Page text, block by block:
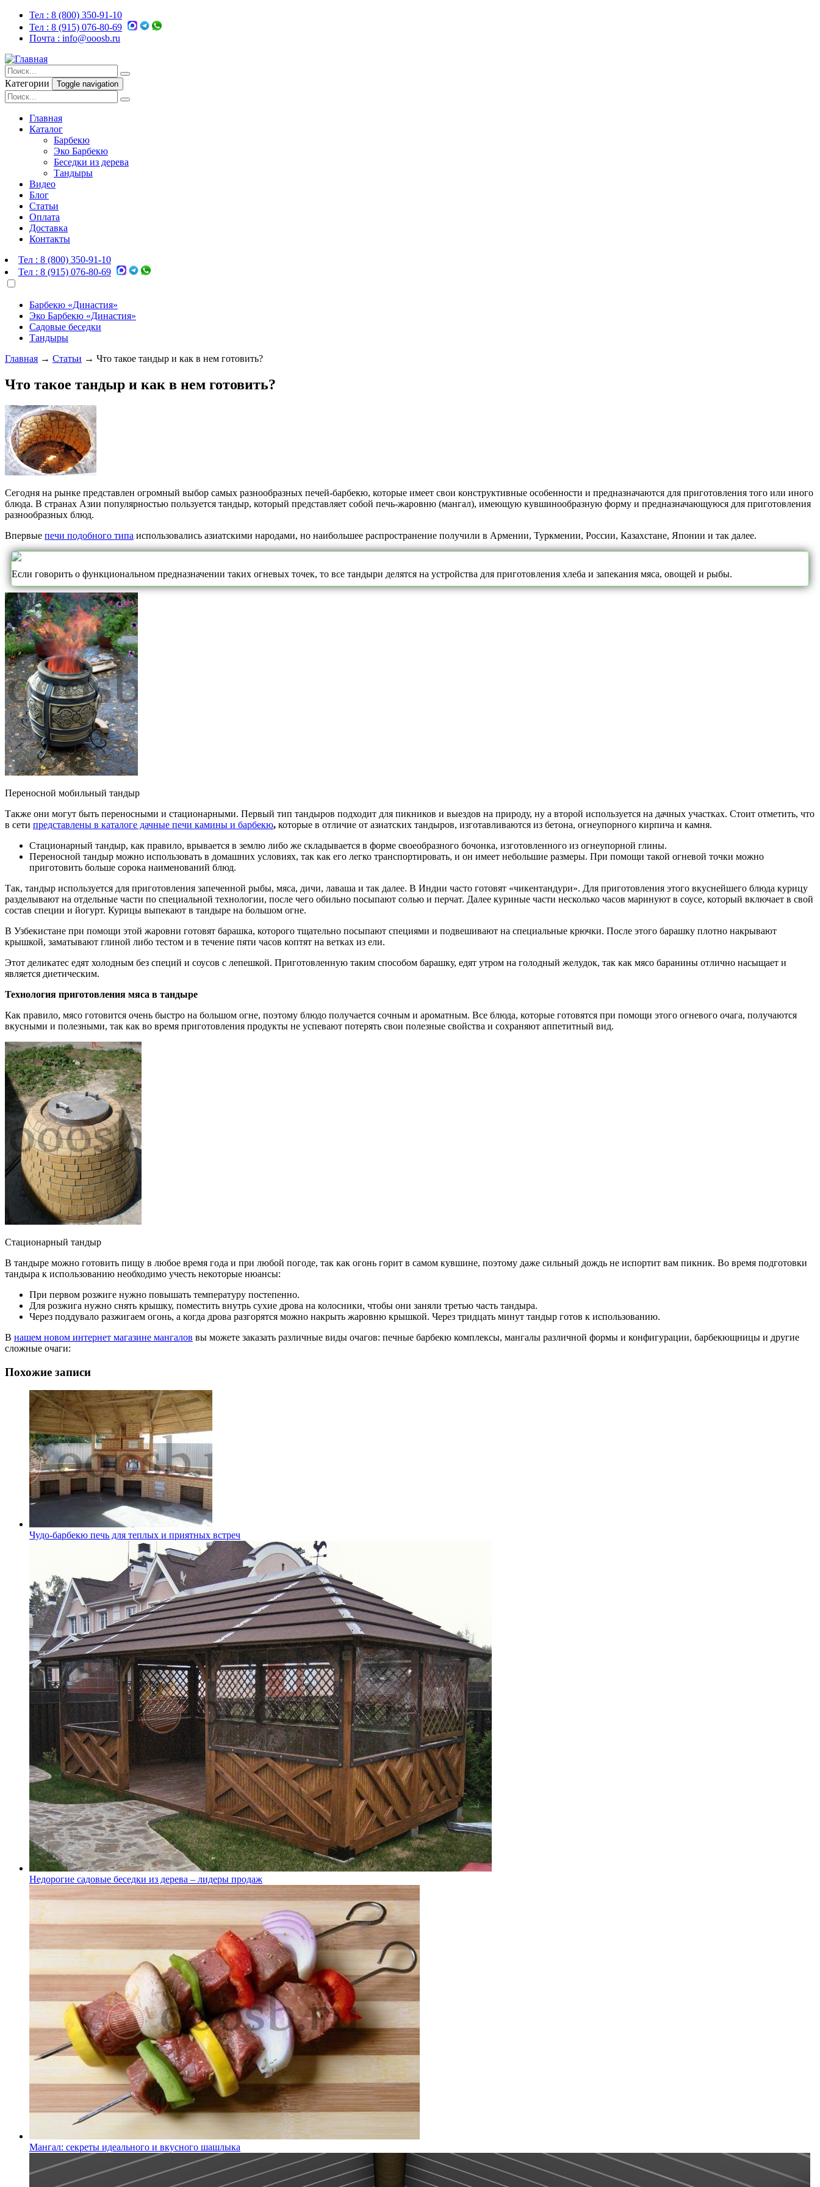
Тел : 8 (800) 350-91-10
Тел : 8 (915) 076-80-69
Почта : info@ooosb.ru
Категории Toggle navigation
Главная
Каталог
Барбекю
Эко Барбекю
Беседки из дерева
Тандыры
Видео
Блог
Статьи
Оплата
Доставка
Контакты
Тел : 8 (800) 350-91-10
Тел : 8 (915) 076-80-69
Барбекю «Династия»
Эко Барбекю «Династия»
Садовые беседки
Тандыры
Главная → Статьи → Что такое тандыр и как в нем готовить?
Что такое тандыр и как в нем готовить?
Сегодня на рынке представлен огромный выбор самых разнообразных печей-барбекю, которые имеет свои конструктивные особенности и предназначаются для приготовления того или иного
блюда. В странах Азии популярностью пользуется тандыр, который представляет собой печь-жаровню (мангал), имеющую кувшинообразную форму и предназначающуюся для приготовления
разнообразных блюд.
Впервые печи подобного типа использовались азиатскими народами, но наибольшее распространение получили в Армении, Туркмении, России, Казахстане, Японии и так далее.
Если говорить о функциональном предназначении таких огневых точек, то все тандыри делятся на устройства для приготовления хлеба и запекания мяса, овощей и рыбы.
Переносной мобильный тандыр
Также они могут быть переносными и стационарными. Первый тип тандыров подходит для пикников и выездов на природу, ну а второй используется на дачных участках. Стоит отметить, что
в сети представлены в каталоге дачные печи камины и барбекю, которые в отличие от азиатских тандыров, изготавливаются из бетона, огнеупорного кирпича и камня.
Стационарный тандыр, как правило, врывается в землю либо же складывается в форме своеобразного бочонка, изготовленного из огнеупорной глины.
Переносной тандыр можно использовать в домашних условиях, так как его легко транспортировать, и он имеет небольшие размеры. При помощи такой огневой точки можно
приготовить больше сорока наименований блюд.
Так, тандыр используется для приготовления запеченной рыбы, мяса, дичи, лаваша и так далее. В Индии часто готовят «чикентандури». Для приготовления этого вкуснейшего блюда курицу
разделывают на отдельные части по специальной технологии, после чего обильно посыпают солью и перчат. Далее куриные части несколько часов маринуют в соусе, который включает в свой
состав специи и йогурт. Курицы выпекают в тандыре на большом огне.
В Узбекистане при помощи этой жаровни готовят барашка, которого тщательно посыпают специями и подвешивают на специальные крючки. После этого барашку плотно накрывают
крышкой, заматывают глиной либо тестом и в течение пяти часов коптят на ветках из ели.
Этот деликатес едят холодным без специй и соусов с лепешкой. Приготовленную таким способом барашку, едят утром на голодный желудок, так как мясо баранины отлично насыщает и
является диетическим.
Технология приготовления мяса в тандыре
Как правило, мясо готовится очень быстро на большом огне, поэтому блюдо получается сочным и ароматным. Все блюда, которые готовятся при помощи этого огневого очага, получаются
вкусными и полезными, так как во время приготовления продукты не успевают потерять свои полезные свойства и сохраняют аппетитный вид.
Стационарный тандыр
В тандыре можно готовить пищу в любое время года и при любой погоде, так как огонь горит в самом кувшине, поэтому даже сильный дождь не испортит вам пикник. Во время подготовки
тандыра к использованию необходимо учесть некоторые нюансы:
При первом розжиге нужно повышать температуру постепенно.
Для розжига нужно снять крышку, поместить внутрь сухие дрова на колосники, чтобы они заняли третью часть тандыра.
Через поддувало разжигаем огонь, а когда дрова разгорятся можно накрыть жаровню крышкой. Через тридцать минут тандыр готов к использованию.
В нашем новом интернет магазине мангалов вы можете заказать различные виды очагов: печные барбекю комплексы, мангалы различной формы и конфигурации, барбекющницы и другие
сложные очаги:
Похожие записи
Чудо-барбекю печь для теплых и приятных встреч
Недорогие садовые беседки из дерева – лидеры продаж
Мангал: секреты идеального и вкусного шашлыка